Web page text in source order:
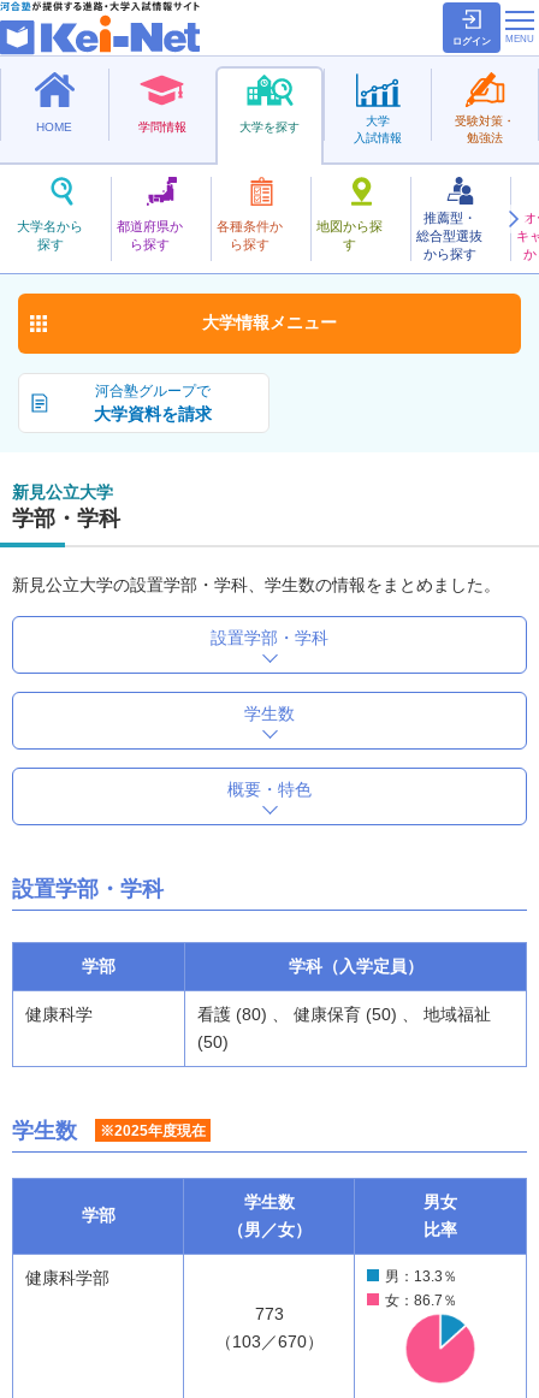
ログイン
HOME 学問情報 大学を探す
大学名から
探す
都道府県か
ら探す
各種条件か
ら探す
地図から探
す
推薦型・
総合型選抜
から探す
キ
か
大学
入試情報
受験対策・
勉強法
公立
にいみこうりつ
新見公立大学 お気に入り
河合塾グループで
大学資料を請求
大学情報 メニュー
新見公立大学
学部・学科
新見公立大学の設置学部・学科、学生数の情報をまとめました。
設置学部・学科
学生数
概要・特色
設置学部・学科
学部 学科（入学定員）
健康科学
看護 (80) 、 健康保育 (50) 、 地域福祉
(50)
学生数 ※2025年度現在
学部
学生数
（男／女）
男女
比率
健康科学部
773
（103／670）
男：13.3％
女：86.7％